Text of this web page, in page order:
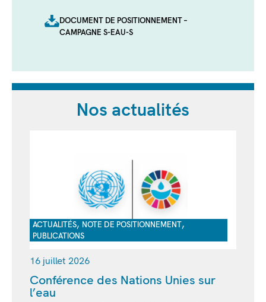
DOCUMENT DE POSITIONNEMENT –
CAMPAGNE S-EAU-S
Nos actualités
ACTUALITÉS, NOTE DE POSITIONNEMENT,
PUBLICATIONS
16 juillet 2026
Conférence des Nations Unies sur
l’eau